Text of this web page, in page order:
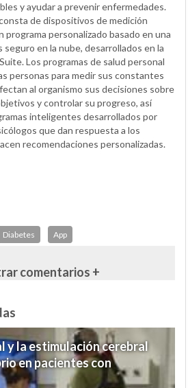
y ayudar a prevenir enfermedades.
de dispositivos de medición
programa personalizado basado en una
seguro en la nube, desarrollados en la
Los programas de salud personal
personas para medir sus constantes
al organismo sus decisiones sobre
y controlar su progreso, así
inteligentes desarrollados por
que dan respuesta a los
recomendaciones personalizadas.
Diabetes App
comentarios +
y la estimulación cerebral
en pacientes con